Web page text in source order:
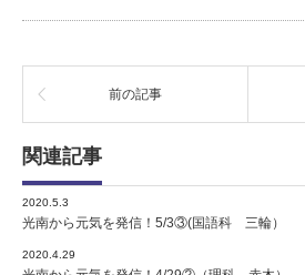
前の記事
関連記事
2020.5.3
光南から元気を発信！5/3③(国語科 三輪）
2020.4.29